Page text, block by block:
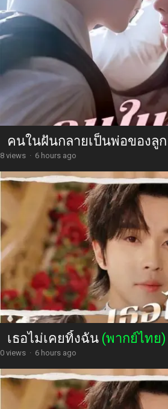
คนในฝันกลายเป็นพ่อของลูก
8 views · 6 hours ago
เธอไม่เคยทิ้งฉัน (พากย์ไทย)
0 views · 6 hours ago